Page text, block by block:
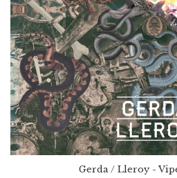
Gerda / Lleroy -